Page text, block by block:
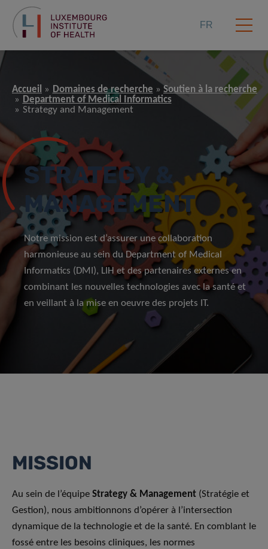
FR
Accueil Domaines de recherche
Soutien à la recherche
Department of Medical Informatics
Strategy and Management
STRATEGY &
MANAGEMENT
Notre mission est d’assurer une collaboration
harmonieuse au sein du Department of Medical
Informatics (DMI), LIH et des partenaires externes en
combinant les nouvelles technologies avec la santé et
en veillant à la mise en oeuvre des projets IT.
MISSION
Au sein de l’équipe Strategy & Management (Stratégie et
Gestion), nous ambitionnons d’opérer à l’intersection
dynamique de la technologie et de la santé. En comblant le
fossé entre les besoins cliniques, les normes